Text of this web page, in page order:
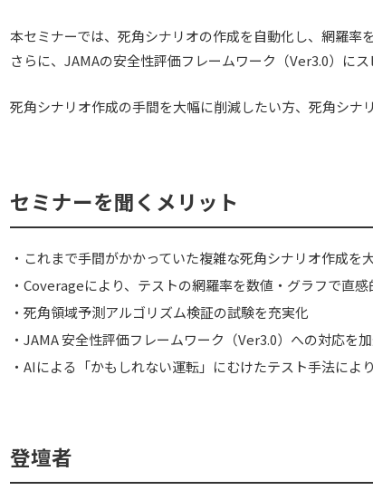
本セミナーでは、死角シナリオの作成を自動化し、網羅率
さらに、JAMAの安全性評価フレームワーク（Ver3.0）に
死角シナリオ作成の手間を大幅に削減したい方、死角シナ
セミナーを聞くメリット
・これまで手間がかかっていた複雑な死角シナリオ作成を
・Coverageにより、テストの網羅率を数値・グラフで直
・死角領域予測アルゴリズム検証の試験を充実化
・JAMA 安全性評価フレームワーク（Ver3.0）への対応を
・AIによる「かもしれない運転」にむけたテスト手法によ
登壇者